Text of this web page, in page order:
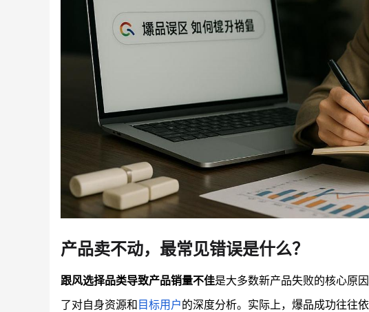
产品卖不动，最常见错误是什么？
跟风选择品类导致产品销量不佳是大多数新产品失败的核心原
了对自身资源和目标用户的深度分析。实际上，爆品成功往往